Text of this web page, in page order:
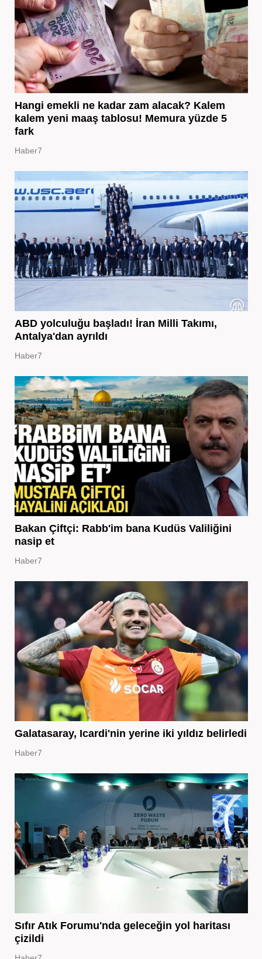
Hangi emekli ne kadar zam alacak? Kalem
kalem yeni maaş tablosu! Memura yüzde 5
fark
Haber7
ABD yolculuğu başladı! İran Milli Takımı,
Antalya'dan ayrıldı
Haber7
Bakan Çiftçi: Rabb'im bana Kudüs Valiliğini
nasip et
Haber7
Galatasaray, Icardi'nin yerine iki yıldız belirledi
Haber7
Sıfır Atık Forumu'nda geleceğin yol haritası
çizildi